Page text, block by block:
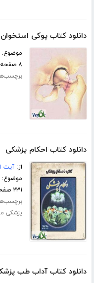
دانلود کتاب پوکی استخوان
۸ صفحه
دانلود کتاب احکام پزشکی
از:آیت
۲۳۱ صفحه
پزشکی
دانلود کتاب آداب طب